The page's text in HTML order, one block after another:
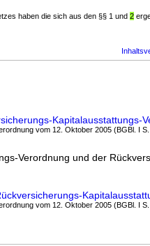
haben die sich aus den §§ 1 und 2
Kapitalausstattungs-
vom 12. Oktober 2005 (BGBl. I S.
Verordnung und der
vom 12. Oktober 2005 (BGBl. I S.